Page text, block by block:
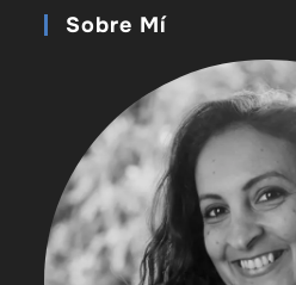
Sobre Mí